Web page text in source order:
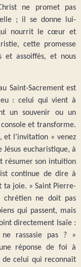
ne promet pas
; il se donne lui-
nourrit le cœur et
cette promesse
et assoiffés, et nous
Saint-Sacrement est
: celui qui vient à
un souvenir ou un
et transforme.
et l’invitation « venez
eucharistique, à
résumer son intuition
continue de dire à
ta joie. » Saint Pierre-
ne doit pas
qui passent, mais
directement Isaïe :
rassasie pas ? »
réponse de foi à
de celui qui reconnaît